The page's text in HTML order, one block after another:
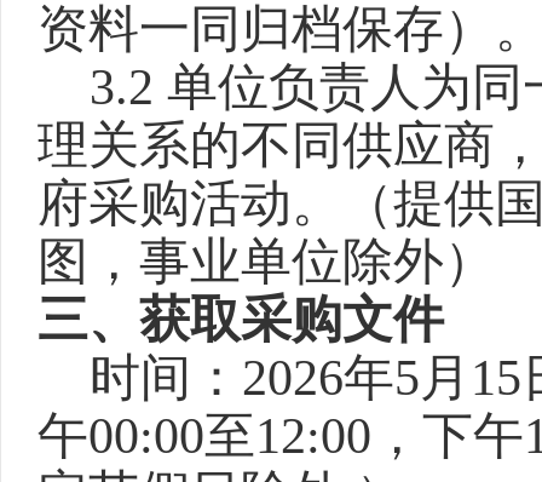
资料一同归档保存）
3.2 单位负责人为
理关系的不同供应商
府采购活动。（提供
图，事业单位除外）
三、获取采购文件
时间： 2026年5月
午00:00至12:00，下